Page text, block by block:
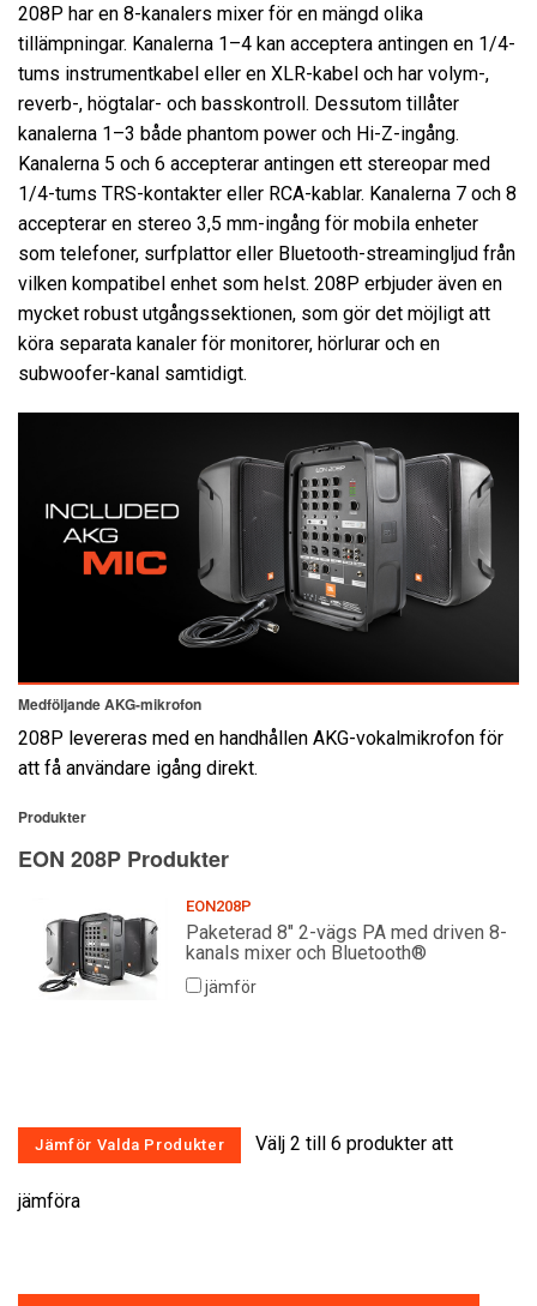
208P har en 8-kanalers mixer för en mängd olika
tillämpningar. Kanalerna 1–4 kan acceptera antingen en 1/4-
tums instrumentkabel eller en XLR-kabel och har volym-,
reverb-, högtalar- och basskontroll. Dessutom tillåter
kanalerna 1–3 både phantom power och Hi-Z-ingång.
Kanalerna 5 och 6 accepterar antingen ett stereopar med
1/4-tums TRS-kontakter eller RCA-kablar. Kanalerna 7 och 8
accepterar en stereo 3,5 mm-ingång för mobila enheter
som telefoner, surfplattor eller Bluetooth-streamingljud från
vilken kompatibel enhet som helst. 208P erbjuder även en
mycket robust utgångssektionen, som gör det möjligt att
köra separata kanaler för monitorer, hörlurar och en
subwoofer-kanal samtidigt.
Medföljande AKG-mikrofon
208P levereras med en handhållen AKG-vokalmikrofon för
att få användare igång direkt.
Produkter
EON 208P Produkter
EON208P
Paketerad 8" 2-vägs PA med driven 8-
kanals mixer och Bluetooth®
jämför
Välj 2 till 6 produkter att
jämföra